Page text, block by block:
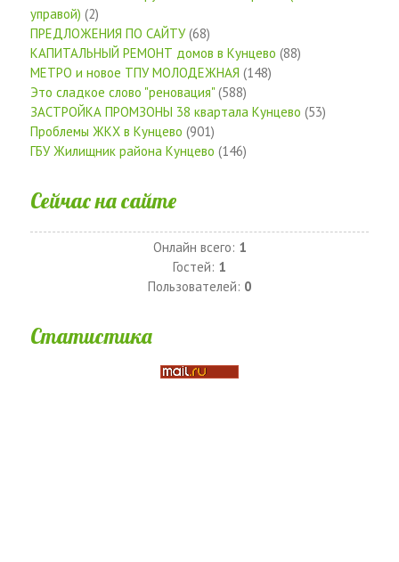
управой) (2)
ПРЕДЛОЖЕНИЯ ПО САЙТУ(68)
КАПИТАЛЬНЫЙ РЕМОНТ домов в Кунцево (88)
МЕТРО и новое ТПУ МОЛОДЕЖНАЯ (148)
Это сладкое слово "реновация" (588)
ЗАСТРОЙКА ПРОМЗОНЫ 38 квартала Кунцево (53)
Проблемы ЖКХ в Кунцево (901)
ГБУ Жилищник района Кунцево (146)
Сейчас на сайте
Онлайн всего: 1
Гостей: 1
Пользователей: 0
Статистика